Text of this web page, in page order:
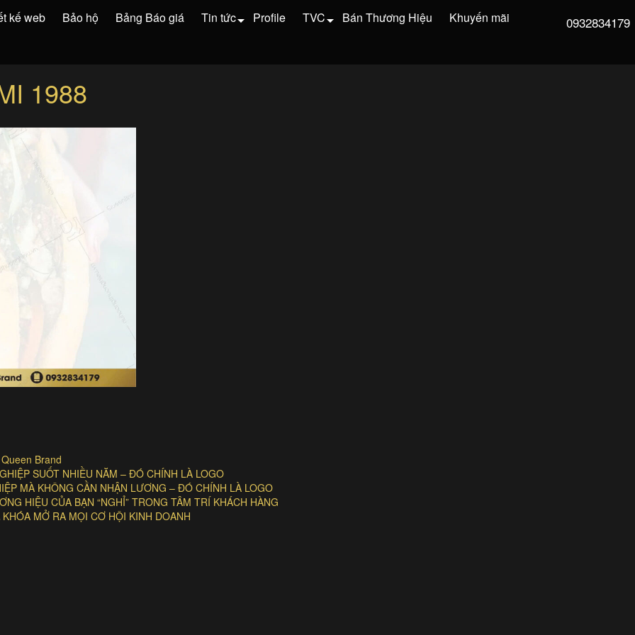
0932834179
kế web Bảo hộ Bảng Báo giá Tin tức Profile TVC Bán Thương Hiệu
Khuyến mãi
1988
Brand
SUỐT NHIỀU NĂM – ĐÓ CHÍNH LÀ LOGO
MÀ KHÔNG CẦN NHẬN LƯƠNG – ĐÓ CHÍNH LÀ LOGO
HIỆU CỦA BẠN “NGHỈ” TRONG TÂM TRÍ KHÁCH HÀNG
MỞ RA MỌI CƠ HỘI KINH DOANH